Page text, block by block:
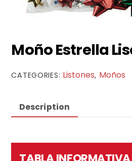
Moño Estrella
CATEGORIES: Listones, Moños
Description